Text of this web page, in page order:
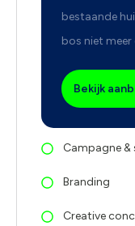
bestaande
bos niet
Bekijk
Campagne
Branding
Creative